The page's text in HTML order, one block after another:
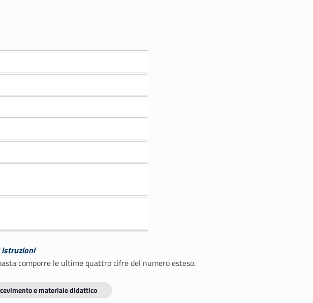
istruzioni
comporre le ultime quattro cifre del numero esteso.
e materiale didattico